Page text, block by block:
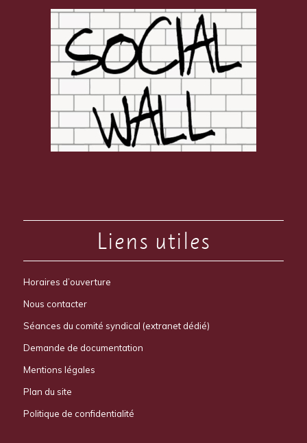
Liens utiles
Horaires d’ouverture
Nous contacter
Séances du comité syndical (extranet dédié)
Demande de documentation
Mentions légales
Plan du site
Politique de confidentialité